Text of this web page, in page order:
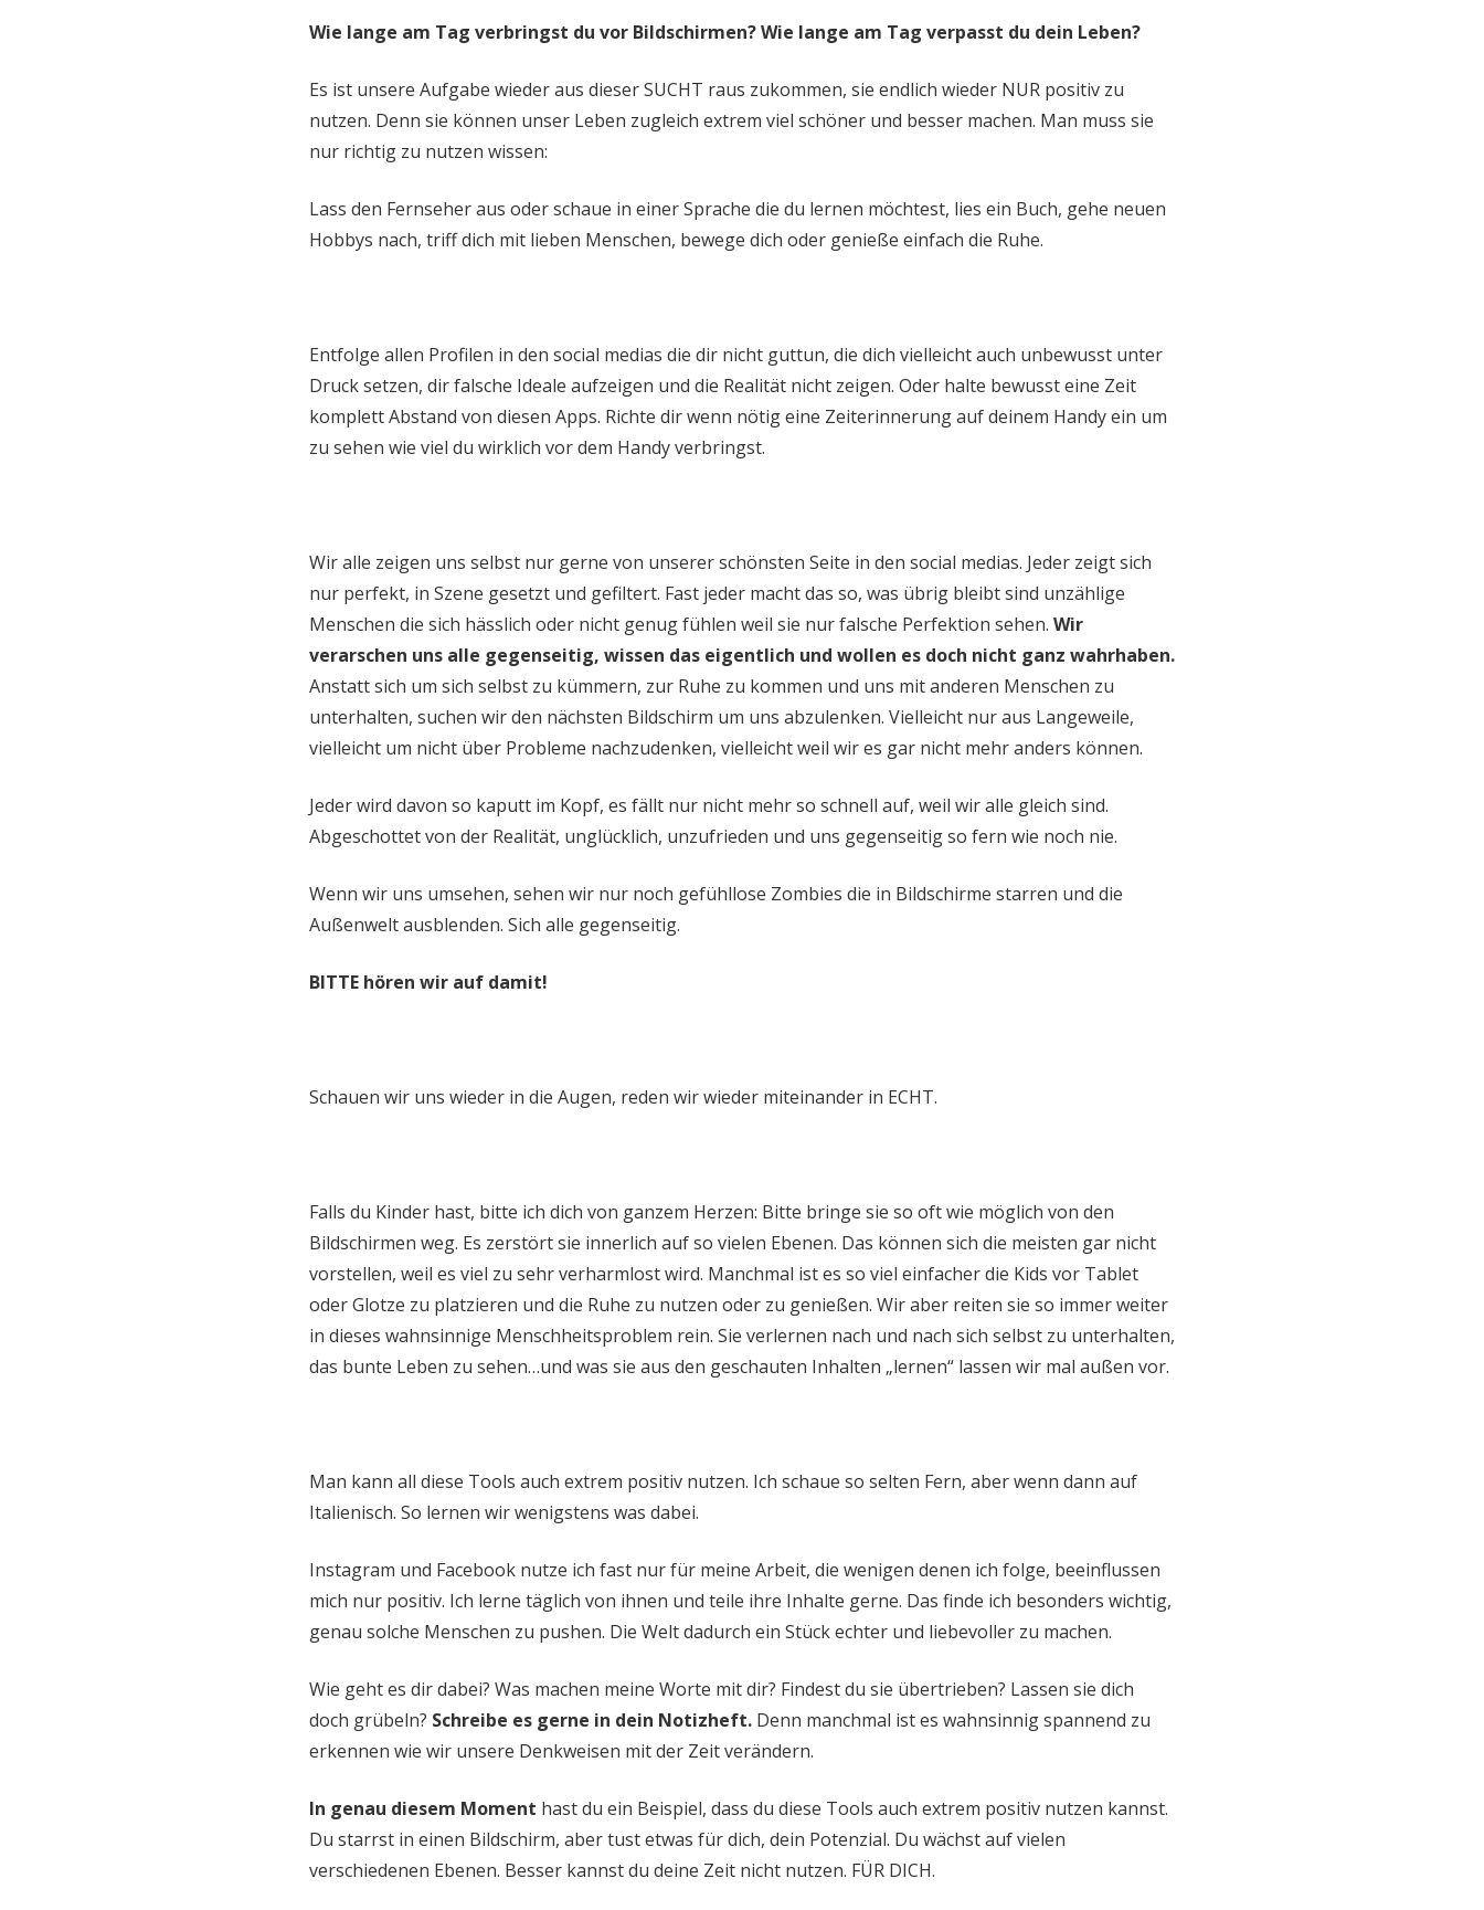
Wie lange am Tag verbringst du vor Bildschirmen? Wie lange am Tag verpasst du dein Leben?
Es ist unsere Aufgabe wieder aus dieser SUCHT raus zukommen, sie endlich wieder NUR positiv zu
nutzen. Denn sie können unser Leben zugleich extrem viel schöner und besser machen. Man muss sie
nur richtig zu nutzen wissen:
Lass den Fernseher aus oder schaue in einer Sprache die du lernen möchtest, lies ein Buch, gehe neuen
Hobbys nach, triff dich mit lieben Menschen, bewege dich oder genieße einfach die Ruhe.
Entfolge allen Profilen in den social medias die dir nicht guttun, die dich vielleicht auch unbewusst unter
Druck setzen, dir falsche Ideale aufzeigen und die Realität nicht zeigen. Oder halte bewusst eine Zeit
komplett Abstand von diesen Apps. Richte dir wenn nötig eine Zeiterinnerung auf deinem Handy ein um
zu sehen wie viel du wirklich vor dem Handy verbringst.
Wir alle zeigen uns selbst nur gerne von unserer schönsten Seite in den social medias. Jeder zeigt sich
nur perfekt, in Szene gesetzt und gefiltert. Fast jeder macht das so, was übrig bleibt sind unzählige
Menschen die sich hässlich oder nicht genug fühlen weil sie nur falsche Perfektion sehen. Wir
verarschen uns alle gegenseitig, wissen das eigentlich und wollen es doch nicht ganz wahrhaben.
Anstatt sich um sich selbst zu kümmern, zur Ruhe zu kommen und uns mit anderen Menschen zu
unterhalten, suchen wir den nächsten Bildschirm um uns abzulenken. Vielleicht nur aus Langeweile,
vielleicht um nicht über Probleme nachzudenken, vielleicht weil wir es gar nicht mehr anders können.
Jeder wird davon so kaputt im Kopf, es fällt nur nicht mehr so schnell auf, weil wir alle gleich sind.
Abgeschottet von der Realität, unglücklich, unzufrieden und uns gegenseitig so fern wie noch nie.
Wenn wir uns umsehen, sehen wir nur noch gefühllose Zombies die in Bildschirme starren und die
Außenwelt ausblenden. Sich alle gegenseitig.
BITTE hören wir auf damit!
Schauen wir uns wieder in die Augen, reden wir wieder miteinander in ECHT.
Falls du Kinder hast, bitte ich dich von ganzem Herzen: Bitte bringe sie so oft wie möglich von den
Bildschirmen weg. Es zerstört sie innerlich auf so vielen Ebenen. Das können sich die meisten gar nicht
vorstellen, weil es viel zu sehr verharmlost wird. Manchmal ist es so viel einfacher die Kids vor Tablet
oder Glotze zu platzieren und die Ruhe zu nutzen oder zu genießen. Wir aber reiten sie so immer weiter
in dieses wahnsinnige Menschheitsproblem rein. Sie verlernen nach und nach sich selbst zu unterhalten,
das bunte Leben zu sehen…und was sie aus den geschauten Inhalten „lernen“ lassen wir mal außen vor.
Man kann all diese Tools auch extrem positiv nutzen. Ich schaue so selten Fern, aber wenn dann auf
Italienisch. So lernen wir wenigstens was dabei.
Instagram und Facebook nutze ich fast nur für meine Arbeit, die wenigen denen ich folge, beeinflussen
mich nur positiv. Ich lerne täglich von ihnen und teile ihre Inhalte gerne. Das finde ich besonders wichtig,
genau solche Menschen zu pushen. Die Welt dadurch ein Stück echter und liebevoller zu machen.
Wie geht es dir dabei? Was machen meine Worte mit dir? Findest du sie übertrieben? Lassen sie dich
doch grübeln? Schreibe es gerne in dein Notizheft. Denn manchmal ist es wahnsinnig spannend zu
erkennen wie wir unsere Denkweisen mit der Zeit verändern.
In genau diesem Moment hast du ein Beispiel, dass du diese Tools auch extrem positiv nutzen kannst.
Du starrst in einen Bildschirm, aber tust etwas für dich, dein Potenzial. Du wächst auf vielen
verschiedenen Ebenen. Besser kannst du deine Zeit nicht nutzen. FÜR DICH.